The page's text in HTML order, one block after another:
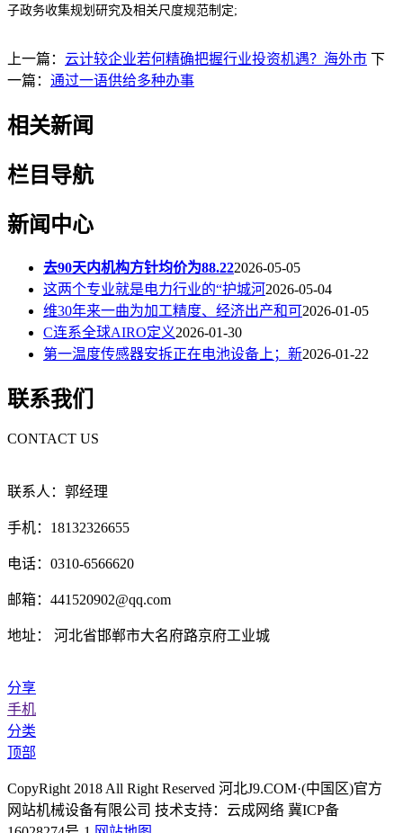
子政务收集规划研究及相关尺度规范制定;
上一篇： 云计较企业若何精确把握行业投资机遇？海外市 下
一篇： 通过一语供给多种办事
相关新闻
栏目导航
新闻中心
去90天内机构方针均价为88.222026-05-05
这两个专业就是电力行业的“护城河2026-05-04
维30年来一曲为加工精度、经济出产和可2026-01-05
C连系全球AIRO定义2026-01-30
第一温度传感器安拆正在电池设备上；新2026-01-22
联系我们
CONTACT US
联系人：郭经理
手机：18132326655
电话：0310-6566620
邮箱：441520902@qq.com
地址： 河北省邯郸市大名府路京府工业城
分享
手机
分类
顶部
CopyRight 2018 All Right Reserved 河北J9.COM·(中国区)官方
网站机械设备有限公司 技术支持：云成网络 冀ICP备